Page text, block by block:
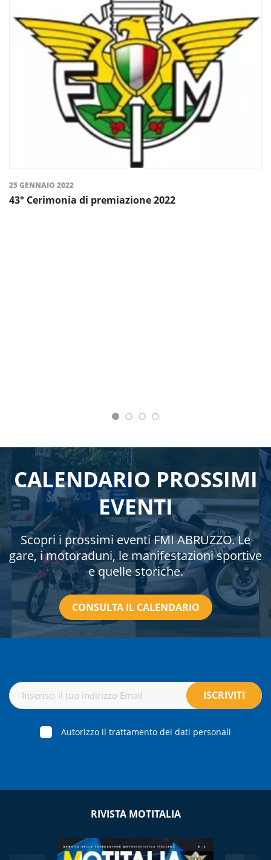
25 GENNAIO 2022
43° Cerimonia di premiazione 2022
CALENDARIO PROSSIMI
EVENTI
Scopri i prossimi eventi FMI ABRUZZO. Le
gare, i motoraduni, le manifestazioni sportive
e quelle storiche.
CONSULTA IL CALENDARIO
Autorizzo il trattamento dei dati personali
RIVISTA MOTITALIA